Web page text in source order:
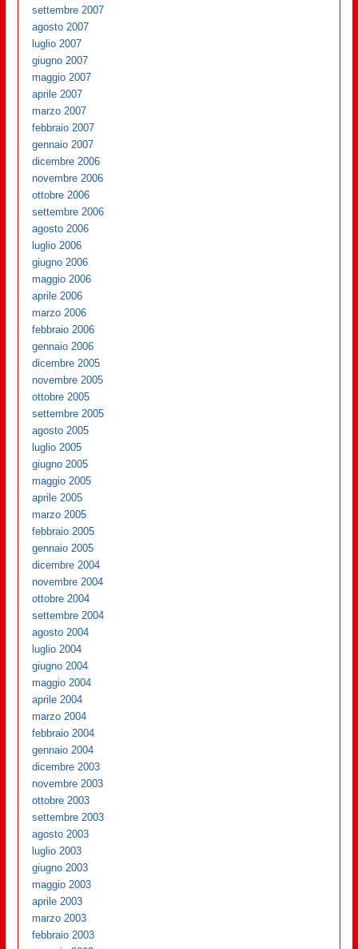
settembre 2007
agosto 2007
luglio 2007
giugno 2007
maggio 2007
aprile 2007
marzo 2007
febbraio 2007
gennaio 2007
dicembre 2006
novembre 2006
ottobre 2006
settembre 2006
agosto 2006
luglio 2006
giugno 2006
maggio 2006
aprile 2006
marzo 2006
febbraio 2006
gennaio 2006
dicembre 2005
novembre 2005
ottobre 2005
settembre 2005
agosto 2005
luglio 2005
giugno 2005
maggio 2005
aprile 2005
marzo 2005
febbraio 2005
gennaio 2005
dicembre 2004
novembre 2004
ottobre 2004
settembre 2004
agosto 2004
luglio 2004
giugno 2004
maggio 2004
aprile 2004
marzo 2004
febbraio 2004
gennaio 2004
dicembre 2003
novembre 2003
ottobre 2003
settembre 2003
agosto 2003
luglio 2003
giugno 2003
maggio 2003
aprile 2003
marzo 2003
febbraio 2003